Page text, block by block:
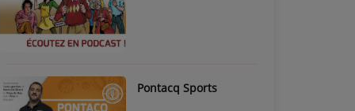
Pontacq Sports